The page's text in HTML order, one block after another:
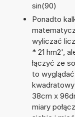
sin(90)
Ponadto
wyliczać
* 21 hm2',
łączyć ze
to
38cm x
miary